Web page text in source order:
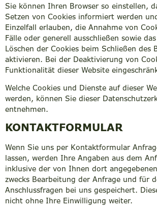
Sie können Ihren Browser so einstellen,
Setzen von Cookies informiert werden
Einzelfall erlauben, die Annahme von
Fälle oder generell ausschließen sowie
Löschen der Cookies beim Schließen des
aktivieren. Bei der Deaktivierung von
Funktionalität dieser Website
Welche Cookies und Dienste auf dieser
werden, können Sie dieser
entnehmen.
KONTAKTFORMULAR
Wenn Sie uns per Kontaktformular
lassen, werden Ihre Angaben aus dem
inklusive der von Ihnen dort
zwecks Bearbeitung der Anfrage und für
Anschlussfragen bei uns gespeichert.
nicht ohne Ihre Einwilligung weiter.